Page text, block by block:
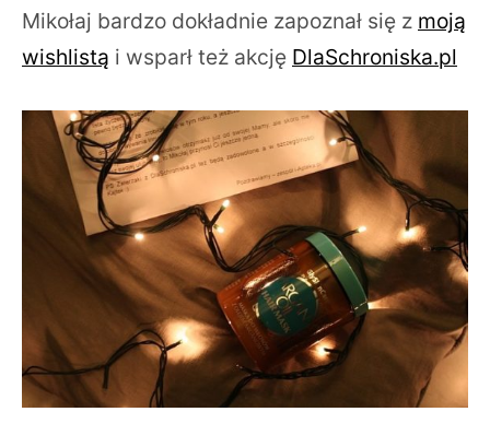
Mikołaj bardzo dokładnie zapoznał się z moją
wishlistą i wsparł też akcję DlaSchroniska.pl